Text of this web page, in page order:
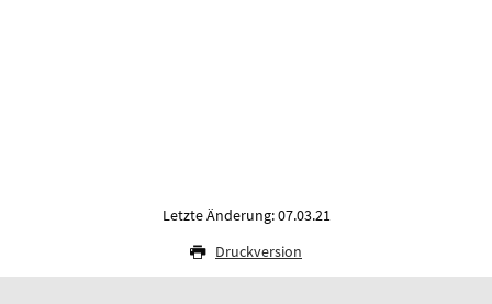
Letzte Änderung: 07.03.21
Druckversion